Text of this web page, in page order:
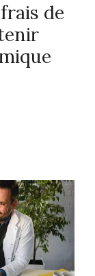
de